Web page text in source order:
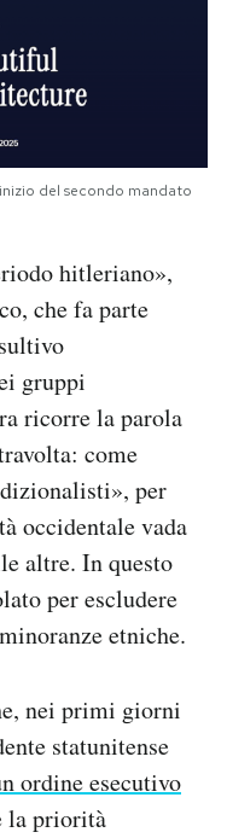
del secondo mandato
hitleriano»,
che fa parte
gruppi
ricorre la parola
come
per
occidentale vada
altre. In questo
per escludere
etniche.
nei primi giorni
statunitense
ordine esecutivo
la priorità